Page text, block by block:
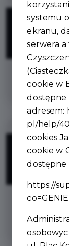
na
systemu
ekranu,
serwera
cookie w
dostępne
adresem:
pl/help/
cookies
cookie w
dostępne
https://